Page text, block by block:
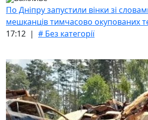
По Дніпру запустили вінки зі
мешканців тимчасово окупованих
17:12 | # Без категорії